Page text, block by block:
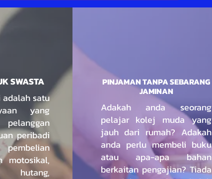
SWASTA
satu
yang
peribadi
motosikal,
PINJAMAN TANPA SEBARANG
JAMINAN
Adakah anda seorang
pelajar kolej muda yang
jauh dari rumah? Adakah
anda perlu membeli buku
atau apa-apa bahan
berkaitan pengajian? Tiada